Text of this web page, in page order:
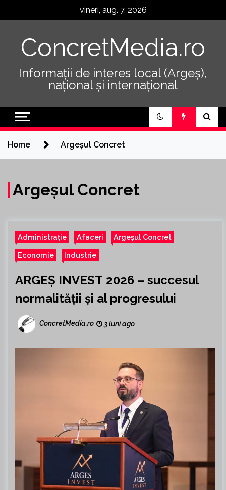
vineri, aug. 7, 2026
ConcretMedia.ro
Informații de interes local (Argeș),
național și internațional
Home Argeșul Concret
Argeșul Concret
Administrație Afaceri Argeșul Concret
Economie Industrie
ARGEȘ INVEST 2026 – succesul
normalității și al progresului
ConcretMedia.ro 3 luni ago